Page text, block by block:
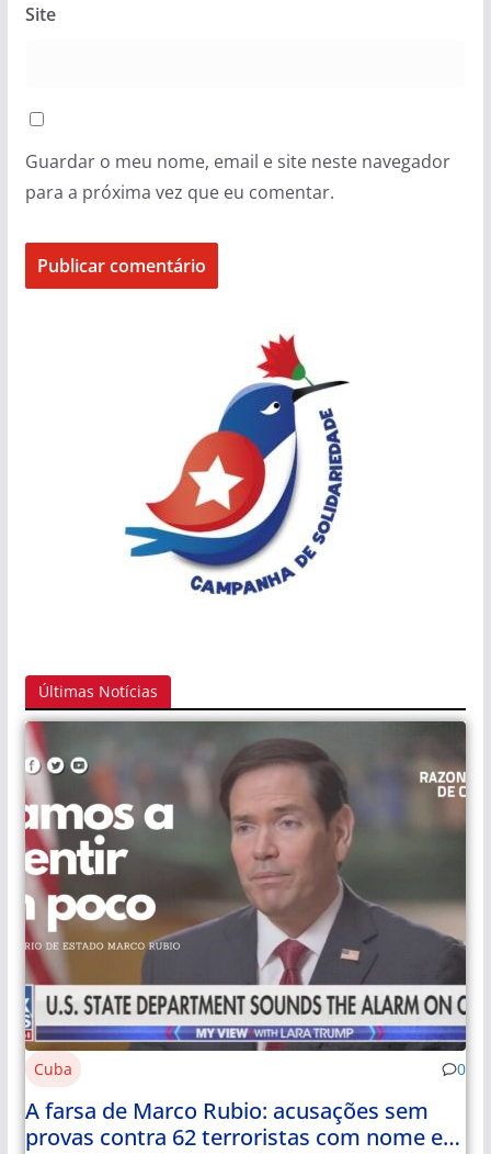
Site
Guardar o meu nome, email e site neste navegador
para a próxima vez que eu comentar.
Últimas Notícias
Cuba 0
A farsa de Marco Rubio: acusações sem
provas contra 62 terroristas com nome e